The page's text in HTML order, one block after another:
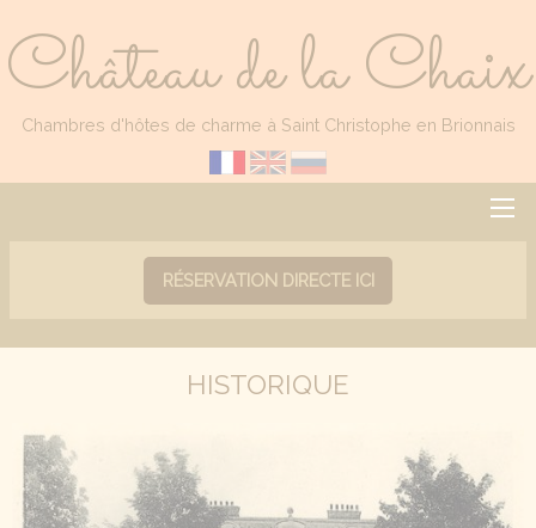
Château de la Chaix
Chambres d'hôtes de charme à Saint Christophe en Brionnais
RÉSERVATION DIRECTE ICI
HISTORIQUE